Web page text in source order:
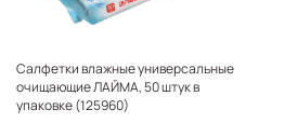
Салфетки влажные универсальные
очищающие ЛАЙМА, 50 штук в
упаковке (125960)